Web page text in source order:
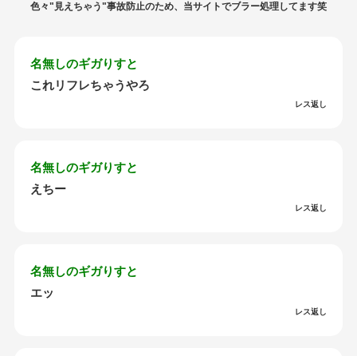
色々"見えちゃう"事故防止のため、当サイトでブラー処理してます笑
名無しのギガりすと
これリフレちゃうやろ
レス返し
名無しのギガりすと
えちー
レス返し
名無しのギガりすと
エッ
レス返し